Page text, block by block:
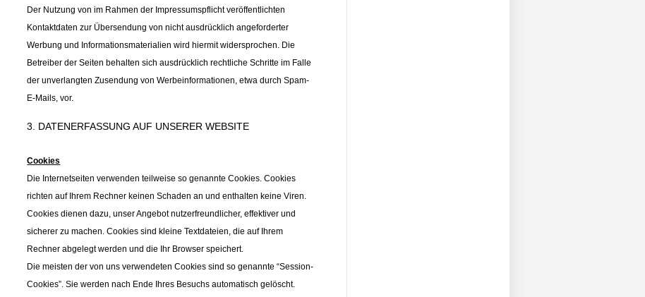
Der Nutzung von im Rahmen der Impressumspflicht veröffentlichten
Kontaktdaten zur Übersendung von nicht ausdrücklich angeforderter
Werbung und Informationsmaterialien wird hiermit widersprochen. Die
Betreiber der Seiten behalten sich ausdrücklich rechtliche Schritte im Falle
der unverlangten Zusendung von Werbeinformationen, etwa durch Spam-
E-Mails, vor.
3. DATENERFASSUNG AUF UNSERER WEBSITE
Cookies
Die Internetseiten verwenden teilweise so genannte Cookies. Cookies
richten auf Ihrem Rechner keinen Schaden an und enthalten keine Viren.
Cookies dienen dazu, unser Angebot nutzerfreundlicher, effektiver und
sicherer zu machen. Cookies sind kleine Textdateien, die auf Ihrem
Rechner abgelegt werden und die Ihr Browser speichert.
Die meisten der von uns verwendeten Cookies sind so genannte “Session-
Cookies”. Sie werden nach Ende Ihres Besuchs automatisch gelöscht.